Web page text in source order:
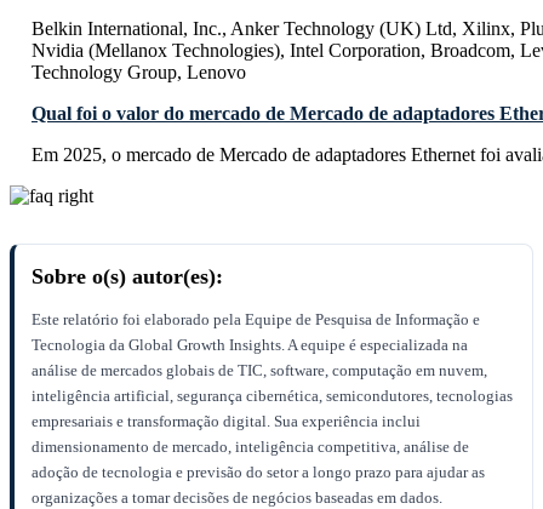
Belkin International, Inc., Anker Technology (UK) Ltd, Xilinx,
Nvidia (Mellanox Technologies), Intel Corporation, Broadcom,
Technology Group, Lenovo
Qual foi o valor do mercado de Mercado de adaptadores
Em 2025, o mercado de Mercado de adaptadores Ethernet foi
Sobre o(s) autor(es):
Este relatório foi elaborado pela Equipe de Pesquisa de Informação e
Tecnologia da Global Growth Insights. A equipe é especializada na
análise de mercados globais de TIC, software, computação em nuvem,
inteligência artificial, segurança cibernética, semicondutores, tecnologias
empresariais e transformação digital. Sua experiência inclui
dimensionamento de mercado, inteligência competitiva, análise de
adoção de tecnologia e previsão do setor a longo prazo para ajudar as
organizações a tomar decisões de negócios baseadas em dados.